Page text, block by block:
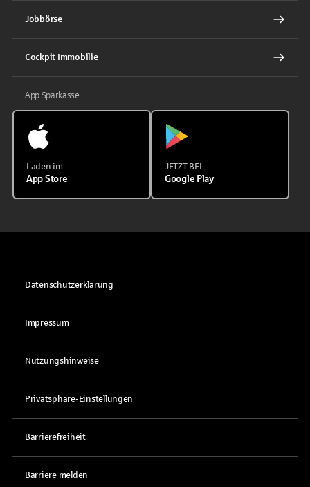
Jobbörse
Cockpit Immobilie
App Sparkasse
Laden im
App Store
JETZT BEI
Google Play
Datenschutzerklärung
Impressum
Nutzungshinweise
Privatsphäre-Einstellungen
Barrierefreiheit
Barriere melden